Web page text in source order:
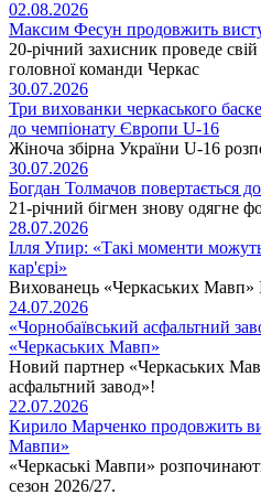
02.08.2026
Максим Фесун продовжить
20-річний захисник проведе
головної команди Черкас
30.07.2026
Три вихованки черкаського
до чемпіонату Європи U-16
Жіноча збірна України U-16
30.07.2026
Богдан Толмачов повертається
21-річний бігмен знову одягне
28.07.2026
Ілля Упир: «Такі моменти
кар'єрі»
Вихованець «Черкаських Мавп»
24.07.2026
«Чорнобаївський асфальтний
«Черкаських Мавп»
Новий партнер «Черкаських
асфальтний завод»!
22.07.2026
Кирило Марченко продовжить
Мавпи»
«Черкаські Мавпи»
сезон 2026/27.